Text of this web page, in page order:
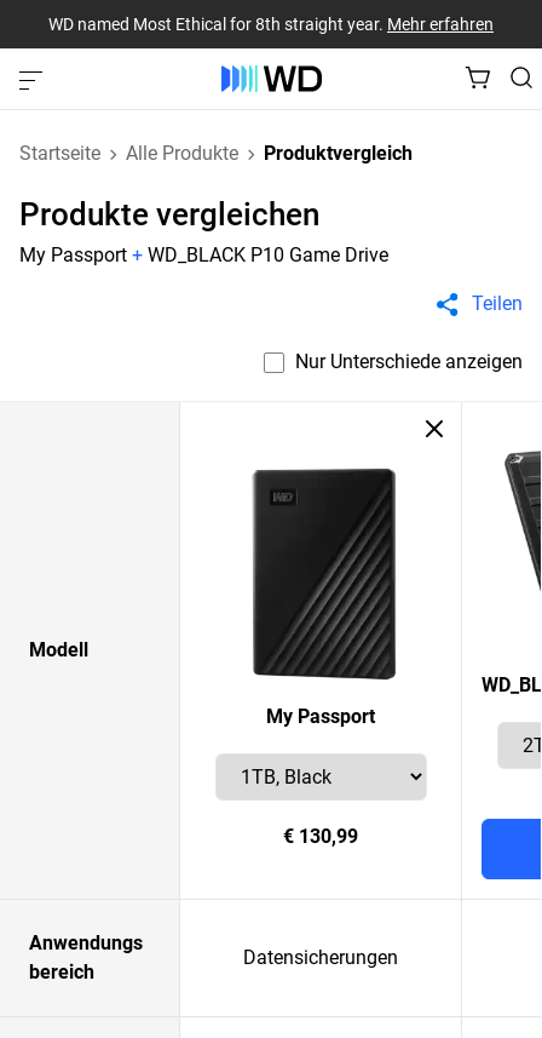
WD named Most Ethical for 8th straight year. Mehr erfahren
Startseite Alle Produkte Produktvergleich
Produkte vergleichen
My Passport + WD_BLACK P10 Game Drive
Teilen
Nur Unterschiede anzeigen
Modell
My Passport
€ 130,99
Anwendungs
bereich
Datensicherungen